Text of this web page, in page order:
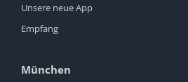
Unsere neue App
Empfang
München